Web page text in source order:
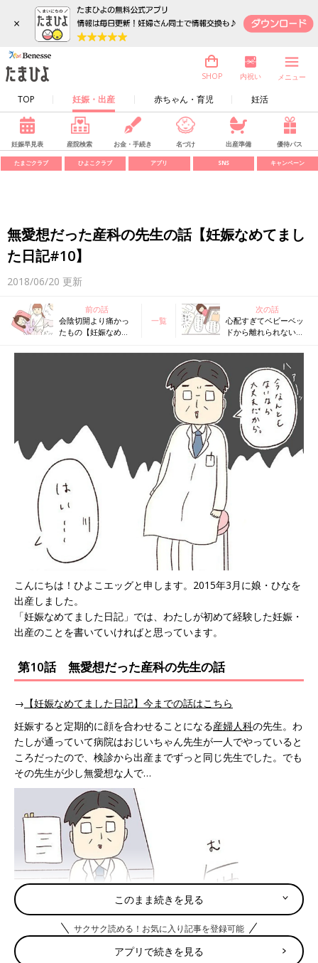
×
TOP 妊娠・出産 赤ちゃん・育児 妊活
SHOP 内祝い メニュー
妊娠早見表 産院検索 お金・手続き 名づけ 出産準備 優待パス
たまごクラブ ひよこクラブ アプリ SNS キャンペーン
無愛想だった産科の先生の話【妊娠なめてまし
た日記#10】
2018/06/20 更新
前の話
会陰切開より痛かっ
たもの【妊娠なめて
一覧
次の話
心配すぎてベビーベッ
ドから離れられない…
日記#1】
こんにちは！ひよこエッグと申します。2015年3月に娘・ひなを
出産しました。
「妊娠なめてました日記」では、わたしが初めて経験した妊娠・
出産のことを書いていければと思っています。
第10話 無愛想だった産科の先生の話
→ 【妊娠なめてました日記】今までの話はこちら
妊娠すると定期的に顔を合わせることになる産婦人科の先生。わ
たしが通っていて病院はおじいちゃん先生が一人でやっていると
ころだったので、検診から出産までずっと同じ先生でした。でも
その先生が少し無愛想な人で…
このまま続きを見る
サクサク読める！お気に入り記事を登録可能
アプリで続きを見る